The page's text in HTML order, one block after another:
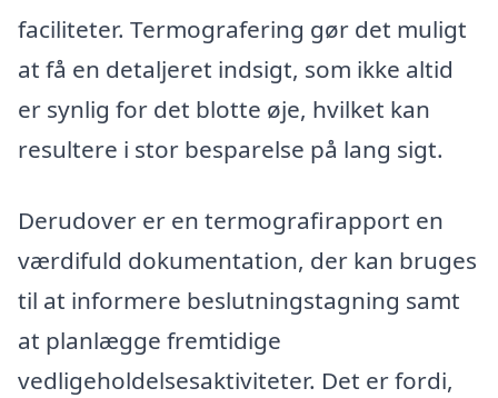
faciliteter. Termografering gør det muligt
at få en detaljeret indsigt, som ikke altid
er synlig for det blotte øje, hvilket kan
resultere i stor besparelse på lang sigt.
Derudover er en termografirapport en
værdifuld dokumentation, der kan bruges
til at informere beslutningstagning samt
at planlægge fremtidige
vedligeholdelsesaktiviteter. Det er fordi,